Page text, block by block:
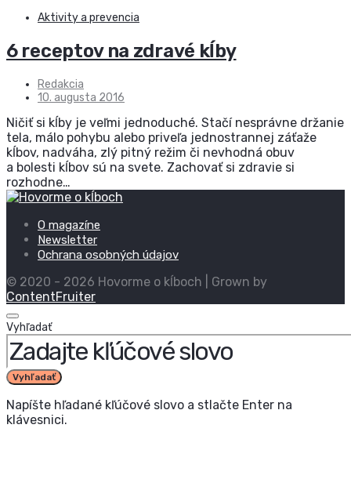
Aktivity a prevencia
6 receptov na zdravé kĺby
Redakcia
10. augusta 2016
Ničiť si kĺby je veľmi jednoduché. Stačí nesprávne držanie
tela, málo pohybu alebo priveľa jednostrannej záťaže
kĺbov, nadváha, zlý pitný režim či nevhodná obuv
a bolesti kĺbov sú na svete. Zachovať si zdravie si
rozhodne…
O magazíne
Newsletter
Ochrana osobných údajov
© 2020 - 2026 Hovorme o kĺboch | Grown by
ContentFruiter
Vyhľadať
Vyhľadať
Napíšte hľadané kľúčové slovo a stlačte Enter na
klávesnici.